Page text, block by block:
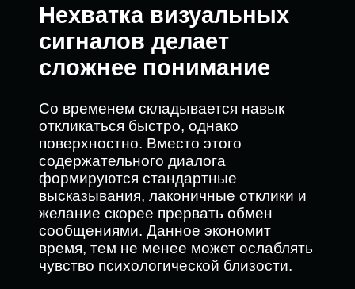
Нехватка визуальных
сигналов делает
сложнее понимание
Со временем складывается навык
откликаться быстро, однако
поверхностно. Вместо этого
содержательного диалога
формируются стандартные
высказывания, лаконичные отклики и
желание скорее прервать обмен
сообщениями. Данное экономит
время, тем не менее может ослаблять
чувство психологической близости.